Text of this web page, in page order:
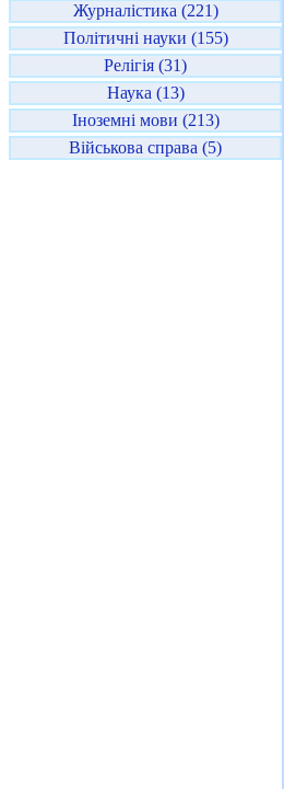
Журналістика (221)
Політичні науки (155)
Релігія (31)
Наука (13)
Іноземні мови (213)
Військова справа (5)